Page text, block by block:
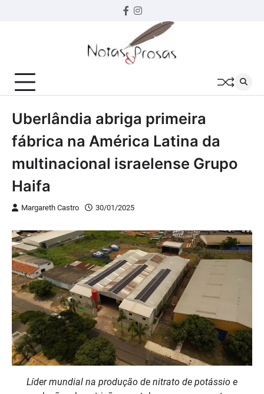
Facebook
instagram
Uberlândia abriga primeira
fábrica na América Latina da
multinacional israelense Grupo
Haifa
Margareth Castro 30/01/2025
Líder mundial na produção de nitrato de potássio e